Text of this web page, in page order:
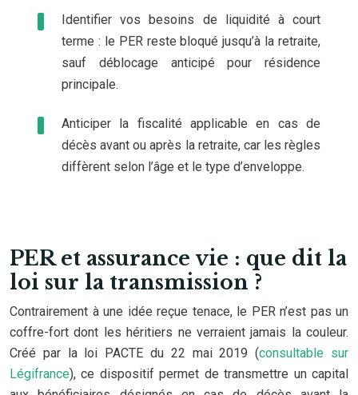
Identifier vos besoins de liquidité à court
terme : le PER reste bloqué jusqu’à la retraite,
sauf déblocage anticipé pour résidence
principale.
Anticiper la fiscalité applicable en cas de
décès avant ou après la retraite, car les règles
diffèrent selon l’âge et le type d’enveloppe.
PER et assurance vie : que dit la
loi sur la transmission ?
Contrairement à une idée reçue tenace, le PER n’est pas un
coffre-fort dont les héritiers ne verraient jamais la couleur.
Créé par la loi PACTE du 22 mai 2019 (consultable sur
Légifrance), ce dispositif permet de transmettre un capital